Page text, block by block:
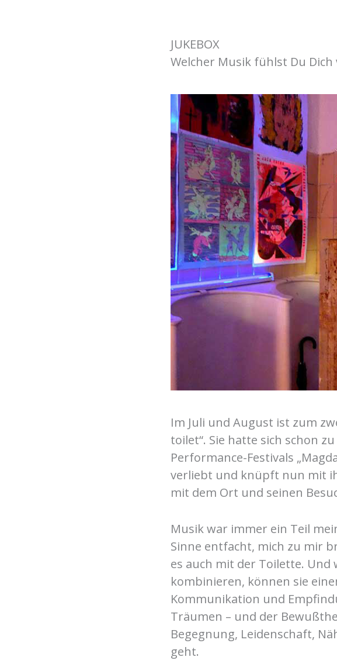
JUKEBOX
Welcher Musik fühlst Du
Im Juli und August ist zum
toilet“. Sie hatte sich schon
Performance-Festivals
verliebt und knüpft nun mit
mit dem Ort und seinen
Musik war immer ein Teil
Sinne entfacht, mich zu mir
es auch mit der Toilette.
kombinieren, können sie
Kommunikation und
Träumen – und der
Begegnung, Leidenschaft,
geht.